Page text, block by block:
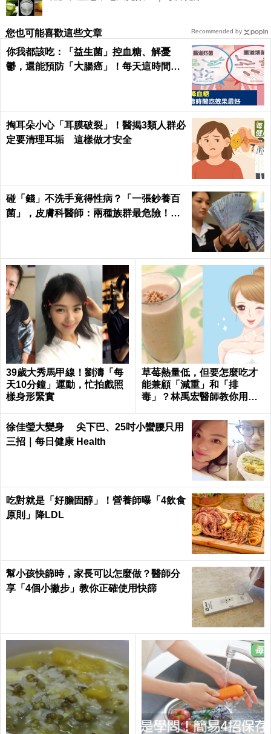
您也可能喜歡這些文章
你我都該吃：「益生菌」控血糖、解憂
鬱，還能預防「大腸癌」！每天這時間吃
掏耳朵小心「耳膜破裂」！醫揭3類人群必
定要清理耳垢 這樣做才安全
碰「錢」不洗手竟得性病？「一張鈔養百
菌」，皮膚科醫師：兩種族群最危險！｜
39歲大秀馬甲線！劉濤「每
天10分鐘」運動，忙拍戲照
樣身形緊實
草莓熱量低，但要怎麼吃才
能兼顧「減重」和「排
毒」？林禹宏醫師教你用喝
徐佳瑩大變身 尖下巴、25吋小蠻腰只用
三招｜每日健康 Health
吃對就是「好膽固醇」！營養師曝「4飲食
原則」降LDL
幫小孩快篩時，家長可以怎麼做？醫師分
享「4個小撇步」教你正確使用快篩
Recommended by